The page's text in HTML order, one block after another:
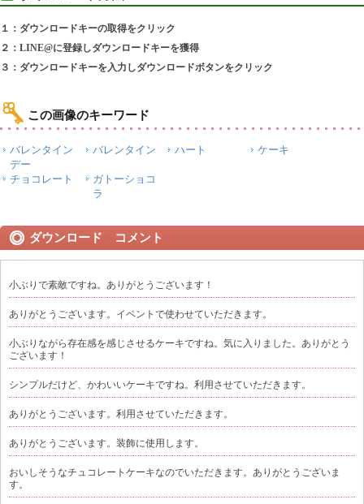
１：ダウンロードキーの取得をクリック
２：LINE@に登録しダウンロードキーを獲得
３：ダウンロードキーを入力しダウンロードボタンをクリック
この画像のキーワード
バレンタイン
デー
バレンタイン ハート ケーキ
チョコレート
ガトーショコ
ラ
ダウンロード コメント
小ぶりで素敵ですね。ありがとうございます！
ありがとうございます。イベントで使わせていただきます。
小ぶりながら存在感を感じさせるケーキですね。気に入りました。ありがとう
ございます！
シンプルだけど、かわいいケーキですね。利用させていただきます。
ありがとうございます。利用させていただきます。
ありがとうございます。装飾に使用します。
おいしそうなチュコレートケーキなのでいただきます。ありがとうございま
す。